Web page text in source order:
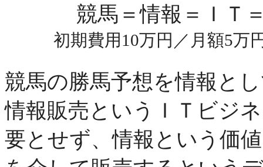
競馬＝情報＝ＩＴ
初期費用10万円／月額5万
競馬の勝馬予想を情報と
情報販売というＩＴビジ
要とせず、情報という価